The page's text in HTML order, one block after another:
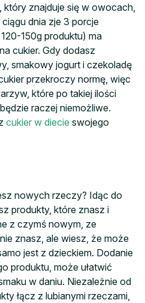
znajduje się w owocach,
dnia zje 3 porcje
150g produktu) ma
cukier. Gdy dodasz
smakowy jogurt i czekoladę
przekroczy normę, więc
które po takiej ilości
raczej niemożliwe.
cukier w diecie swojego
nowych rzeczy? Idąc do
produkty, które znasz i
z czymś nowym, ze
znasz, ale wiesz, że może
jest z dzieckiem. Dodanie
produktu, może ułatwić
w daniu. Niezależnie od
łącz z lubianymi rzeczami,